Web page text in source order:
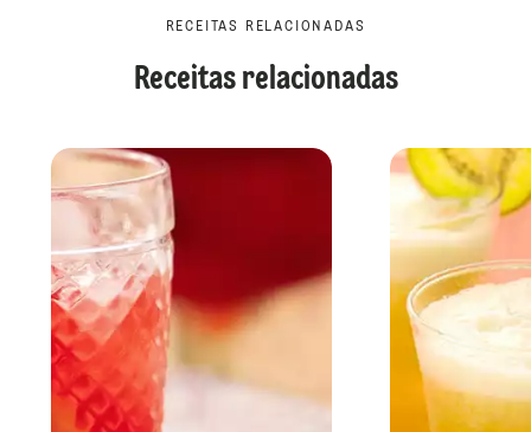
RECEITAS RELACIONADAS
Receitas relacionadas